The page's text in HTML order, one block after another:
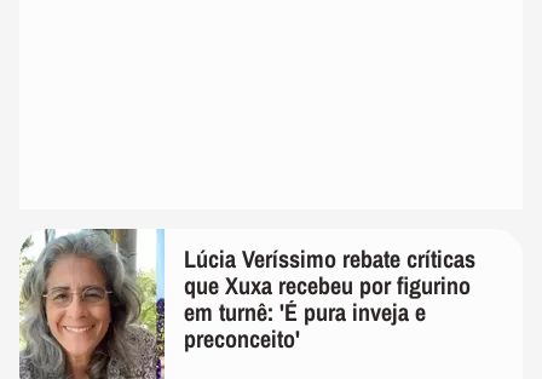
Lúcia Veríssimo rebate críticas
que Xuxa recebeu por figurino
em turnê: 'É pura inveja e
preconceito'